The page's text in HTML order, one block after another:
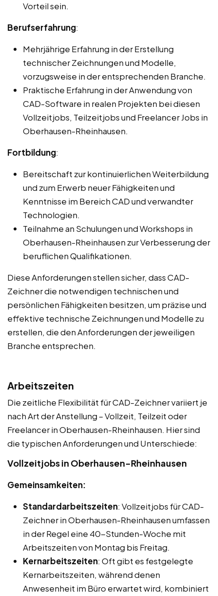
Vorteil sein.
Berufserfahrung:
Mehrjährige Erfahrung in der Erstellung
technischer Zeichnungen und Modelle,
vorzugsweise in der entsprechenden Branche.
Praktische Erfahrung in der Anwendung von
CAD-Software in realen Projekten bei diesen
Vollzeitjobs, Teilzeitjobs und Freelancer Jobs in
Oberhausen-Rheinhausen.
Fortbildung:
Bereitschaft zur kontinuierlichen Weiterbildung
und zum Erwerb neuer Fähigkeiten und
Kenntnisse im Bereich CAD und verwandter
Technologien.
Teilnahme an Schulungen und Workshops in
Oberhausen-Rheinhausen zur Verbesserung der
beruflichen Qualifikationen.
Diese Anforderungen stellen sicher, dass CAD-
Zeichner die notwendigen technischen und
persönlichen Fähigkeiten besitzen, um präzise und
effektive technische Zeichnungen und Modelle zu
erstellen, die den Anforderungen der jeweiligen
Branche entsprechen.
Arbeitszeiten
Die zeitliche Flexibilität für CAD-Zeichner variiert je
nach Art der Anstellung – Vollzeit, Teilzeit oder
Freelancer in Oberhausen-Rheinhausen. Hier sind
die typischen Anforderungen und Unterschiede:
Vollzeitjobs in Oberhausen-Rheinhausen
Gemeinsamkeiten:
Standardarbeitszeiten: Vollzeitjobs für CAD-
Zeichner in Oberhausen-Rheinhausen umfassen
in der Regel eine 40-Stunden-Woche mit
Arbeitszeiten von Montag bis Freitag.
Kernarbeitszeiten: Oft gibt es festgelegte
Kernarbeitszeiten, während denen
Anwesenheit im Büro erwartet wird, kombiniert